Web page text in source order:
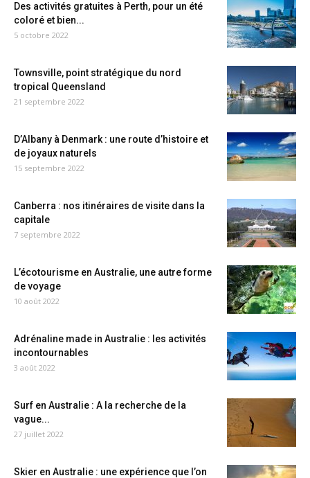
Des activités gratuites à Perth, pour un été
coloré et bien...
5 octobre 2022
Townsville, point stratégique du nord
tropical Queensland
21 septembre 2022
D’Albany à Denmark : une route d’histoire et
de joyaux naturels
15 septembre 2022
Canberra : nos itinéraires de visite dans la
capitale
7 septembre 2022
L’écotourisme en Australie, une autre forme
de voyage
10 août 2022
Adrénaline made in Australie : les activités
incontournables
3 août 2022
Surf en Australie : A la recherche de la
vague...
27 juillet 2022
Skier en Australie : une expérience que l’on